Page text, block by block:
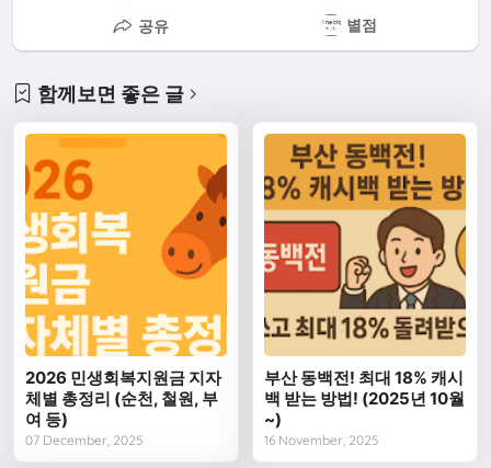
공유
별점
함께보면 좋은 글
2026 민생회복지원금 지자
체별 총정리 (순천, 철원, 부
여 등)
07 December, 2025
부산 동백전! 최대 18% 캐시
백 받는 방법! (2025년 10월
~)
16 November, 2025